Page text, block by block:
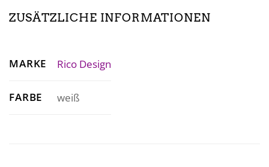
ZUSÄTZLICHE INFORMATIONEN
MARKE Rico Design
FARBE weiß